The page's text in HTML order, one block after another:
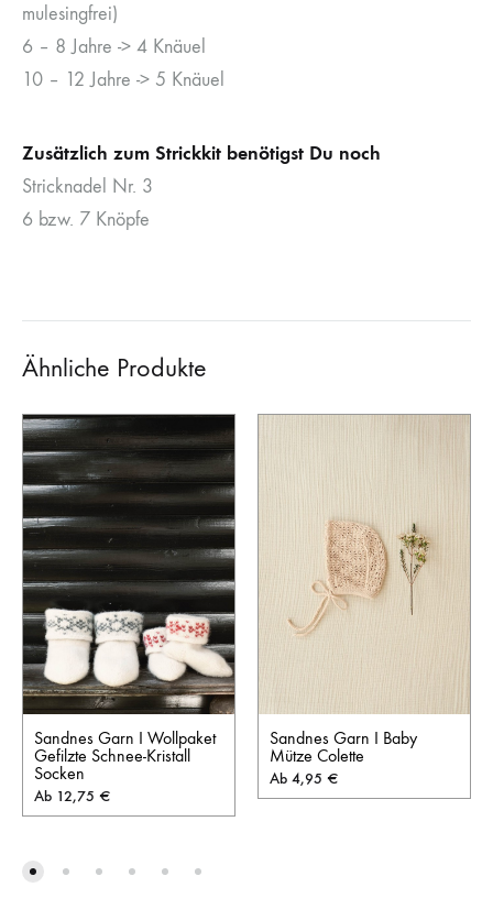
mulesingfrei)
6 – 8 Jahre -> 4 Knäuel
10 – 12 Jahre -> 5 Knäuel
Zusätzlich zum Strickkit benötigst Du noch
Stricknadel Nr. 3
6 bzw. 7 Knöpfe
Ähnliche Produkte
Sandnes Garn I Wollpaket
Gefilzte Schnee-Kristall
Socken
Ab 12,75 €
Sandnes Garn I Baby
Mütze Colette
Ab 4,95 €